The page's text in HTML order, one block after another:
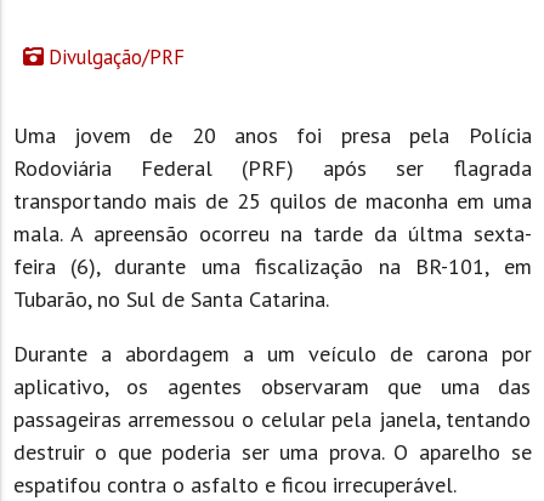
Divulgação/PRF
Uma jovem de 20 anos foi presa pela Polícia
Rodoviária Federal (PRF) após ser flagrada
transportando mais de 25 quilos de maconha em uma
mala. A apreensão ocorreu na tarde da últma sexta-
feira (6), durante uma fiscalização na BR-101, em
Tubarão, no Sul de Santa Catarina.
Durante a abordagem a um veículo de carona por
aplicativo, os agentes observaram que uma das
passageiras arremessou o celular pela janela, tentando
destruir o que poderia ser uma prova. O aparelho se
espatifou contra o asfalto e ficou irrecuperável.